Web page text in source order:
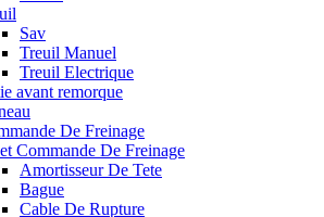
Sav
Treuil Manuel
Treuil Electrique
avant remorque
De Freinage
Commande De Freinage
Amortisseur De Tete
Bague
Cable De Rupture